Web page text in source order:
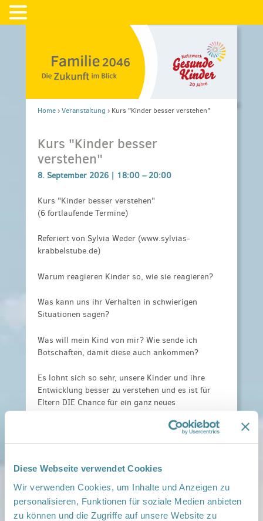
Diese Webseite verwendet Cookies
Wir verwenden Cookies, um Inhalte und Anzeigen zu
personalisieren, Funktionen für soziale Medien anbieten
zu können und die Zugriffe auf unsere Website zu
Home›Veranstaltung › Kurs "Kinder besser verstehen"
Kurs "Kinder besser
verstehen"
8. September 2026 | 18:00 – 20:00
Kurs "Kinder besser verstehen"
(6 fortlaufende Termine)
Referiert von Sylvia Weder (www.sylvias-
krabbelstube.de)
Warum reagieren Kinder so, wie sie reagieren?
Was kann uns ihr Verhalten in schwierigen
Situationen sagen?
Was will mein Kind von mir? Wie sende ich
Botschaften, damit diese auch ankommen?
Es lohnt sich so sehr, unsere Kinder und ihre
Entwicklung besser zu verstehen und es ist für
Eltern DIE Chance für ein ganz neues
wesentliche Grundlagen der kindlichen
Handlungsalternativen im eigenen Familienalltag
Die Teilnehmerzahl ist begrenzt.